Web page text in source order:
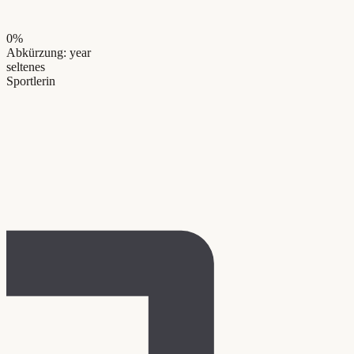
0%
Abkürzung: year
seltenes
Sportlerin